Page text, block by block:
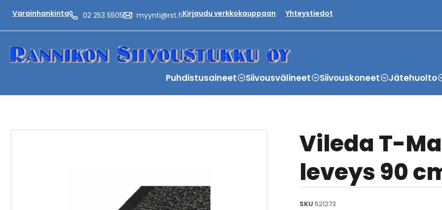
Varainhankinta 02 253 5505 myynti@rst.fiKirjaudu verkkokauppaan Yhteystiedot
Puhdistusaineet Siivousvälineet Siivouskoneet Jätehuolto
Vileda T-
leveys 90
SKU 521273